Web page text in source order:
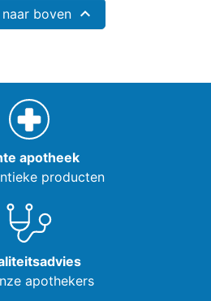
boven 
apotheek
producten
apothekers